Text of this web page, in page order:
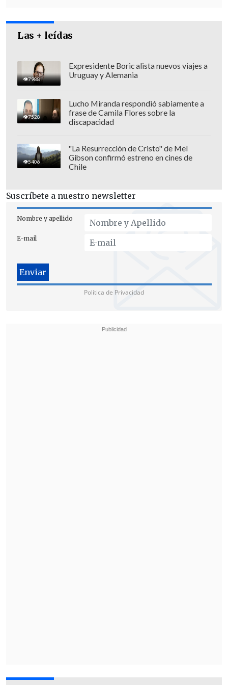
Paulina Makarena Tapia Castro
Alexa Macarena Tapia Garrido
Beatriz del Carmen Gaete Salinas
Roberta Valentina Urrea Cifuentes
Catalina Andrea Rosales Soto
Francisca Andrea Puertas Figueroa
Camila Natalia Méndez Yévenes
Constanza Isabel Reyes Madrid
Las + leídas
7988
Expresidente Boric alista nuevos viajes a
Uruguay y Alemania
7528
Lucho Miranda respondió sabiamente a
frase de Camila Flores sobre la
discapacidad
5406
"La Resurrección de Cristo" de Mel
Gibson confirmó estreno en cines de
Chile
Suscríbete a nuestro newsletter
Nombre y apellido
E-mail
Política de Privacidad